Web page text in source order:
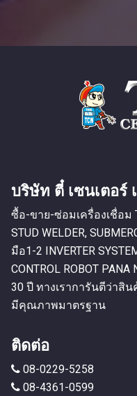
บริษัท ตี๋ เซนเตอร์
ซื้อ-ขาย-ซ่อมเครื่องเชื่อม
STUD WELDER,
มือ1-2 INVERTER
CONTROL ROBOT
30 ปี ทางเราการันตีว่าสิ
มีคุณภาพมาตรฐาน
ติดต่อ
08-0229-5258
08-4361-0599